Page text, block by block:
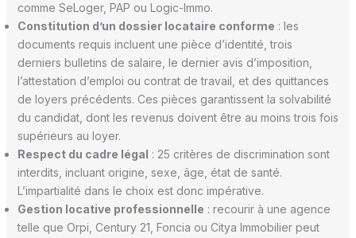
comme SeLoger, PAP ou Logic-Immo.
Constitution d’un dossier locataire conforme : les
documents requis incluent une pièce d’identité, trois
derniers bulletins de salaire, le dernier avis d’imposition,
l’attestation d’emploi ou contrat de travail, et des quittances
de loyers précédents. Ces pièces garantissent la solvabilité
du candidat, dont les revenus doivent être au moins trois fois
supérieurs au loyer.
Respect du cadre légal : 25 critères de discrimination sont
interdits, incluant origine, sexe, âge, état de santé.
L’impartialité dans le choix est donc impérative.
Gestion locative professionnelle : recourir à une agence
telle que Orpi, Century 21, Foncia ou Citya Immobilier peut